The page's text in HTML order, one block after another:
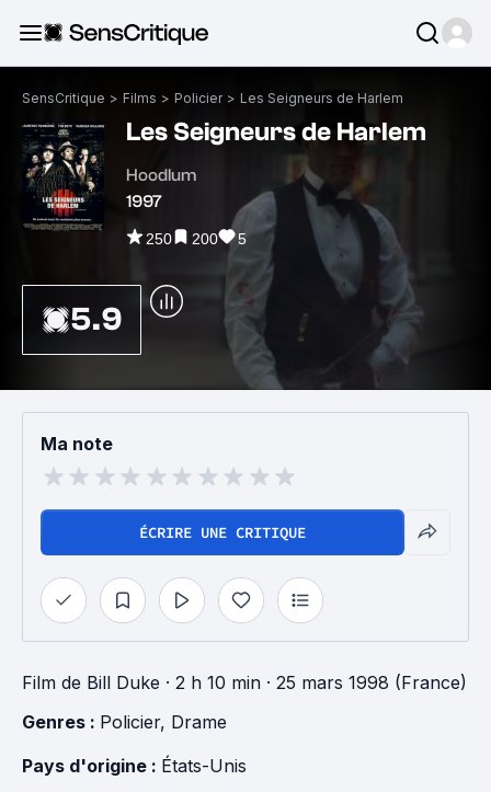
SensCritique > Films > Policier > Les Seigneurs de Harlem
Les Seigneurs de Harlem
Hoodlum
1997
250 200 5
5.9
Ma note
ÉCRIRE UNE CRITIQUE
Film de Bill Duke · 2 h 10 min · 25 mars 1998 (France)
Genres : Policier, Drame
Pays d'origine : États-Unis